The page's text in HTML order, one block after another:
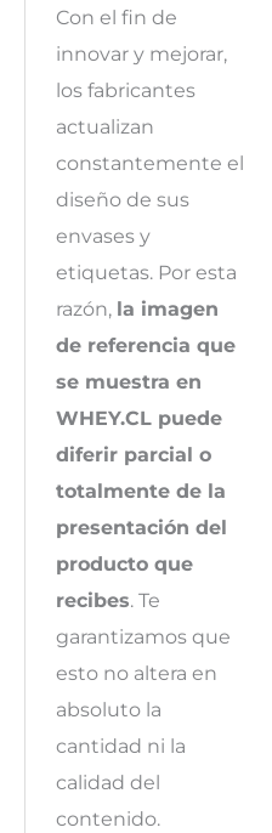
Con el fin de
innovar y mejorar,
los fabricantes
actualizan
constantemente el
diseño de sus
envases y
etiquetas. Por esta
razón, la imagen
de referencia que
se muestra en
WHEY.CL puede
diferir parcial o
totalmente de la
presentación del
producto que
recibes. Te
garantizamos que
esto no altera en
absoluto la
cantidad ni la
calidad del
contenido.